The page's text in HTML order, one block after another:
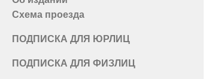
Схема проезда
ПОДПИСКА ДЛЯ ЮРЛИЦ
ПОДПИСКА ДЛЯ ФИЗЛИЦ